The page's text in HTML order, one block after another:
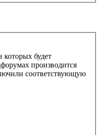
будет
производится
соответствующую